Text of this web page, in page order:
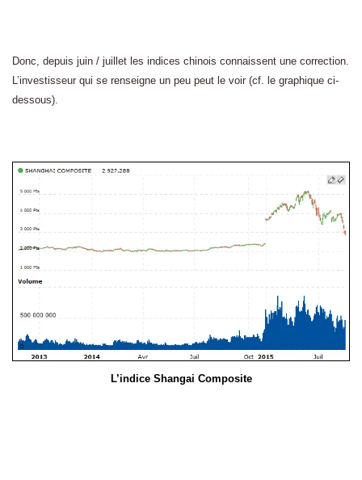
Donc, depuis juin / juillet les indices chinois connaissent une correction.
L’investisseur qui se renseigne un peu peut le voir (cf. le graphique ci-
dessous).
L’indice Shangai Composite